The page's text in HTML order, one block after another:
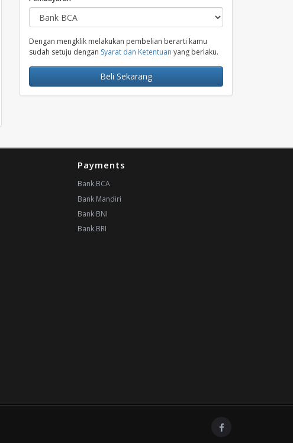
yang tersedia disamping Riot ID. (Contoh:
Dengan mengklik melakukan pembelian berarti kamu
sudah setuju dengan Syarat dan Ketentuan yang berlaku.
Beli Sekarang
Payments
Bank BCA
Bank Mandiri
Bank BNI
Bank BRI